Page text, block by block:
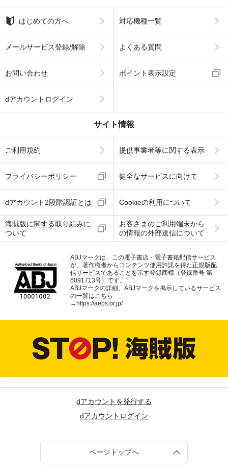
はじめての方へ 対応機種一覧
メールサービス登録/解除 よくある質問
お問い合わせ ポイント表示設定
dアカウントログイン
サイト情報
ご利用規約 提供事業者等に関する表示
プライバシーポリシー 健全なサービスに向けて
dアカウント2段階認証とは Cookieの利用について
海賊版に関する取り組みに
ついて
お客さまのご利用端末から
の情報の外部送信について
ABJマークは、この電子書店・電子書籍配信サービス
が、著作権者からコンテンツ使用許諾を得た正規版配
信サービスであることを示す登録商標（登録番号 第
6091713号）です。
ABJマークの詳細、ABJマークを掲示しているサービス
の一覧はこちら
→ https://aebs.or.jp/
dアカウントを発行する
dアカウントログイン
ページトップへ